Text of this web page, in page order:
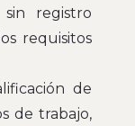
registro
requisitos
de
de trabajo,